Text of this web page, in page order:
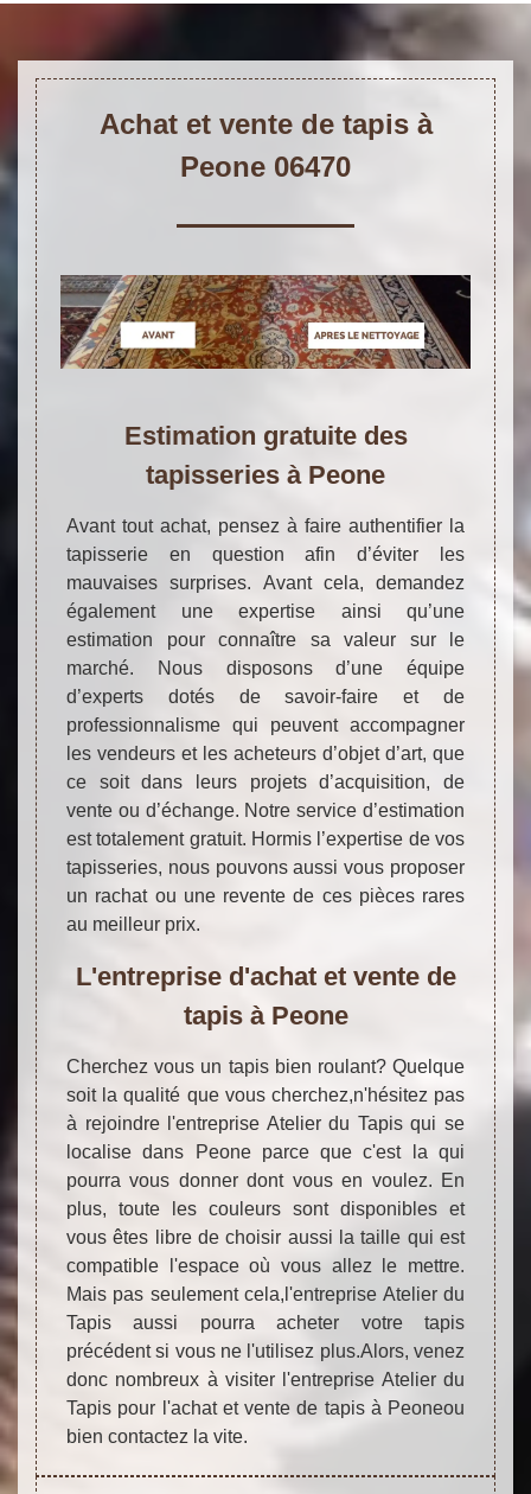
Achat et vente de tapis à
Peone 06470
Estimation gratuite des
tapisseries à Peone
Avant tout achat, pensez à faire authentifier la
tapisserie en question afin d’éviter les
mauvaises surprises. Avant cela, demandez
également une expertise ainsi qu’une
estimation pour connaître sa valeur sur le
marché. Nous disposons d’une équipe
d’experts dotés de savoir-faire et de
professionnalisme qui peuvent accompagner
les vendeurs et les acheteurs d’objet d’art, que
ce soit dans leurs projets d’acquisition, de
vente ou d’échange. Notre service d’estimation
est totalement gratuit. Hormis l’expertise de vos
tapisseries, nous pouvons aussi vous proposer
un rachat ou une revente de ces pièces rares
au meilleur prix.
L'entreprise d'achat et vente de
tapis à Peone
Cherchez vous un tapis bien roulant? Quelque
soit la qualité que vous cherchez,n'hésitez pas
à rejoindre l'entreprise Atelier du Tapis qui se
localise dans Peone parce que c'est la qui
pourra vous donner dont vous en voulez. En
plus, toute les couleurs sont disponibles et
vous êtes libre de choisir aussi la taille qui est
compatible l'espace où vous allez le mettre.
Mais pas seulement cela,l'entreprise Atelier du
Tapis aussi pourra acheter votre tapis
précédent si vous ne l'utilisez plus.Alors, venez
donc nombreux à visiter l'entreprise Atelier du
Tapis pour l'achat et vente de tapis à Peoneou
bien contactez la vite.